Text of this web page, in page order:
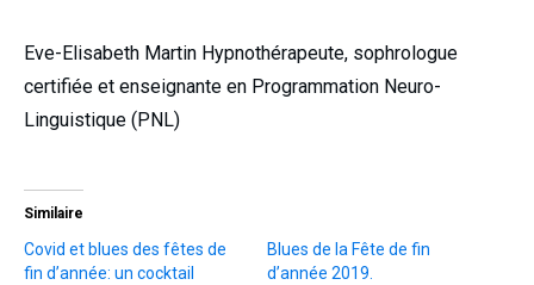
Eve-Elisabeth Martin Hypnothérapeute, sophrologue
certifiée et enseignante en Programmation Neuro-
Linguistique (PNL)
Similaire
Covid et blues des fêtes de
fin d’année: un cocktail
Blues de la Fête de fin
d’année 2019.